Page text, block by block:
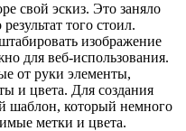
свой эскиз. Это заняло
того стоил.
изображение
для веб-использования.
от руки элементы,
и цвета. Для создания
шаблон, который немного
метки и цвета.